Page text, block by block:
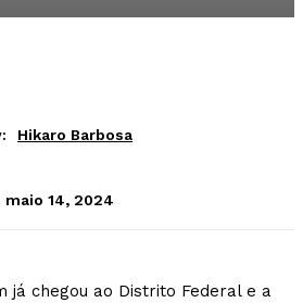
Hikaro Barbosa
maio 14, 2024
já chegou ao Distrito Federal e a